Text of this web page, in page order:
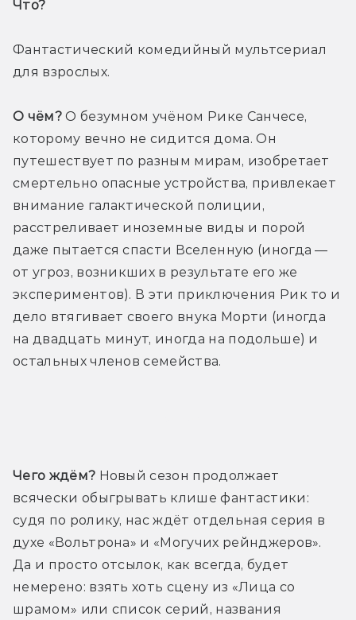
Что?
Фантастический комедийный мультсериал
для взрослых.
О чём? О безумном учёном Рике Санчесе,
которому вечно не сидится дома. Он
путешествует по разным мирам, изобретает
смертельно опасные устройства, привлекает
внимание галактической полиции,
расстреливает иноземные виды и порой
даже пытается спасти Вселенную (иногда —
от угроз, возникших в результате его же
экспериментов). В эти приключения Рик то и
дело втягивает своего внука Морти (иногда
на двадцать минут, иногда на подольше) и
остальных членов семейства.
Чего ждём? Новый сезон продолжает
всячески обыгрывать клише фантастики:
судя по ролику, нас ждёт отдельная серия в
духе «Вольтрона» и «Могучих рейнджеров».
Да и просто отсылок, как всегда, будет
немерено: взять хоть сцену из «Лица со
шрамом» или список серий, названия